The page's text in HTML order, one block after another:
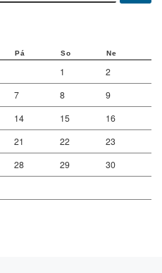
Pá So Ne
1
2
7 8
9
14 15
16
21 22
23
28 29
30